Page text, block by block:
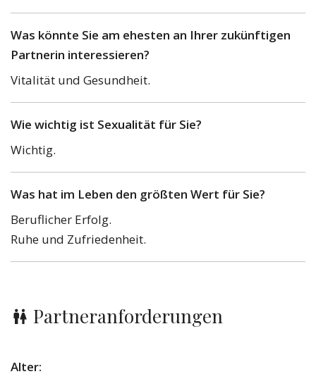
Was könnte Sie am ehesten an Ihrer zukünftigen
Partnerin interessieren?
Vitalität und Gesundheit.
Wie wichtig ist Sexualität für Sie?
Wichtig.
Was hat im Leben den größten Wert für Sie?
Beruflicher Erfolg.
Ruhe und Zufriedenheit.
Partneranforderungen
Alter: